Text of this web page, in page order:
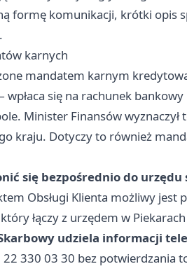
formę komunikacji, krótki opis
karnych
mandatem karnym
się na rachunek
Minister Finansów
kraju. Dotyczy to również
się bezpośrednio do
Obsługi Klienta możliwy
łączy z urzędem w
udziela informacji
330 03 30 bez potwierdzania